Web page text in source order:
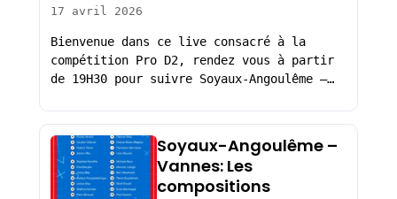
17 avril 2026
Bienvenue dans ce live consacré à la
compétition Pro D2, rendez vous à partir
de 19H30 pour suivre Soyaux-Angoulême –…
Soyaux-Angoulême –
Vannes: Les
compositions